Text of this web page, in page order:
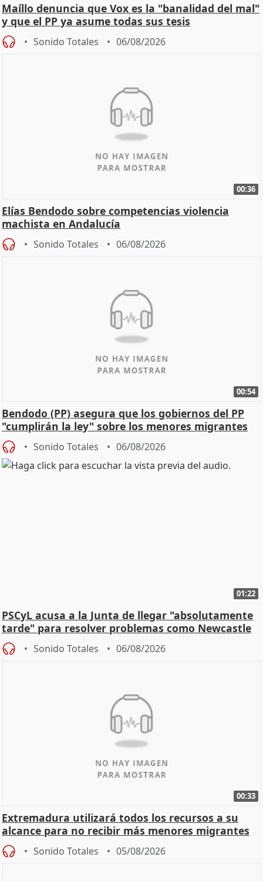
Maíllo denuncia que Vox es la "banalidad del mal"
y que el PP ya asume todas sus tesis
Sonido Totales 06/08/2026
00:36
Elías Bendodo sobre competencias violencia
machista en Andalucía
Sonido Totales 06/08/2026
00:54
Bendodo (PP) asegura que los gobiernos del PP
"cumplirán la ley" sobre los menores migrantes
Sonido Totales 06/08/2026
01:22
PSCyL acusa a la Junta de llegar "absolutamente
tarde" para resolver problemas como Newcastle
Sonido Totales 06/08/2026
00:33
Extremadura utilizará todos los recursos a su
alcance para no recibir más menores migrantes
Sonido Totales 05/08/2026